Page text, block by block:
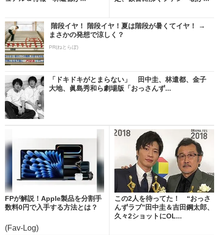
階段イヤ！ 階段イヤ！夏は階段が暑くてイヤ！ →
まさかの発想で涼しく？
PR(ねとらぼ)
「ドキドキがとまらない」 田中圭、林遣都、金子
大地、眞島秀和ら劇場版「おっさんず...
FPが解説！Apple製品を分割手
数料0円で入手する方法とは？
(Fav-Log)
この2人を待ってた！ “おっさ
んずラブ”田中圭＆吉田鋼太郎、
久々2ショットにOL...